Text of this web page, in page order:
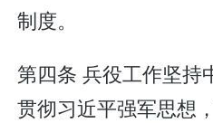
制度。
第四条 兵役工作坚持
贯彻习近平强军思想